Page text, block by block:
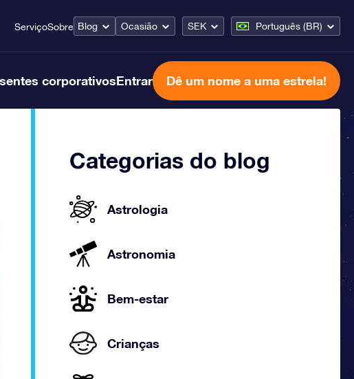
ServiçoSobre Blog Ocasião SEK Português (BR)
corporativosEntrar Dê um nome a uma estrela!
Categorias do blog
Astrologia
Astronomia
Bem-estar
Crianças